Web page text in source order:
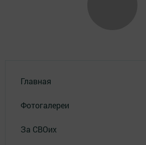
Главная
Фотогалереи
За СВОих